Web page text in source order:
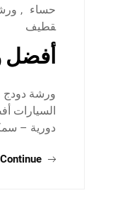
حساء ,
قطيف
أفضل
ورشة دودج
السيارات
دورية –
Continue